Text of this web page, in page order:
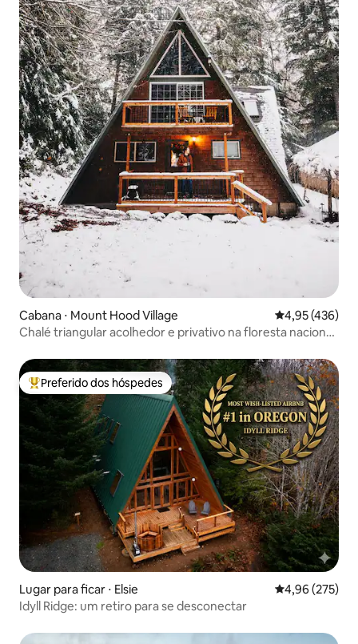
Cabana ⋅ Mount Hood Village 4,95 de uma
4,95 (436)
Chalé triangular acolhedor e privativo na floresta nacional
Entre os melhores preferidos dos hóspedes
Preferido dos hóspedes
Lugar para ficar ⋅ Elsie 4,96 de uma
4,96 (275)
Idyll Ridge: um retiro para se desconectar